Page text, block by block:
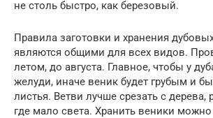
не столь быстро, как березовый.
Правила заготовки и хранения
являются общими для всех видов.
летом, до августа. Главное, чтобы у
желуди, иначе веник будет грубым и
листья. Ветви лучше срезать с дерева,
где мало света. Хранить веники